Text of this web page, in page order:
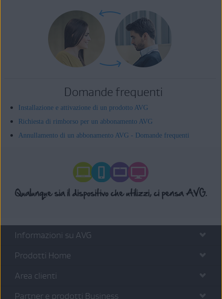
Domande frequenti
Installazione e attivazione di un prodotto AVG
Richiesta di rimborso per un abbonamento AVG
Annullamento di un abbonamento AVG - Domande frequenti
Informazioni su AVG
Prodotti Home
Area clienti
Partner e prodotti Business